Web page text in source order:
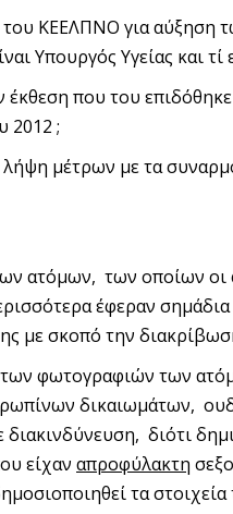
ΚΕΕΛΠΝΟ για αύξηση
Υπουργός Υγείας και τί
που του επιδόθηκε
2012 ;
μέτρων με τα
ατόμων, των οποίων
έφεραν σημάδια
με σκοπό την
των φωτογραφιών των
δικαιωμάτων,
διακινδύνευση, διότι
είχαν απροφύλακτη
τα